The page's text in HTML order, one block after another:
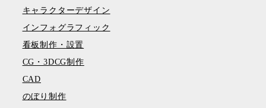
キャラクターデザイン
インフォグラフィック
看板制作・設置
CG・3DCG制作
CAD
のぼり制作